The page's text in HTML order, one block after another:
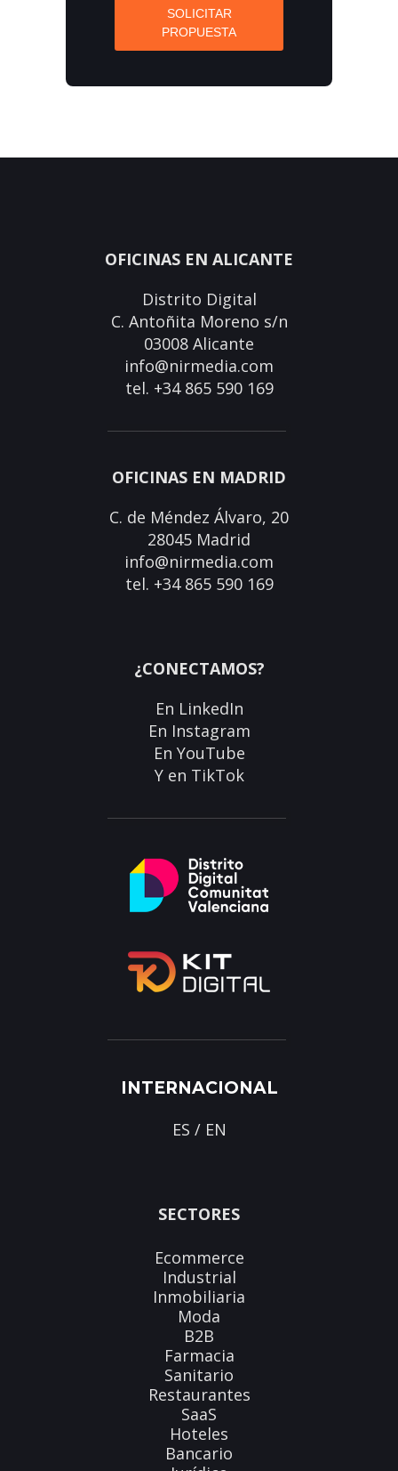
SOLICITAR
PROPUESTA
OFICINAS EN ALICANTE
Distrito Digital
C. Antoñita Moreno s/n
03008 Alicante
info@nirmedia.com
tel. +34 865 590 169
OFICINAS EN MADRID
C. de Méndez Álvaro, 20
28045 Madrid
info@nirmedia.com
tel. +34 865 590 169
¿CONECTAMOS?
En LinkedIn
En Instagram
En YouTube
Y en TikTok
INTERNACIONAL
ES / EN
SECTORES
Ecommerce
Industrial
Inmobiliaria
Moda
B2B
Farmacia
Sanitario
Restaurantes
SaaS
Hoteles
Bancario